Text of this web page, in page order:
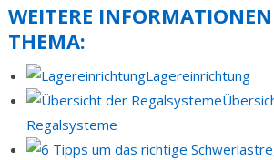
WEITERE
THEMA:
Lagereinrichtung
Regalsysteme